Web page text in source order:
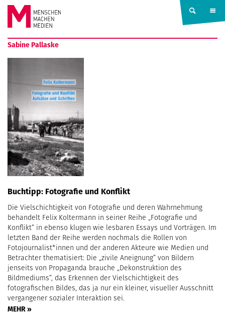
Springe zum Inhalt
MENSCHEN
MACHEN
MEDIEN
Sabine Pallaske
Buchtipp: Fotografie und Konflikt
Die Vielschichtigkeit von Fotografie und deren Wahrnehmung
behandelt Felix Koltermann in seiner Reihe „Fotografie und
Konflikt“ in ebenso klugen wie lesbaren Essays und Vorträgen. Im
letzten Band der Reihe werden nochmals die Rollen von
Fotojournalist*innen und der anderen Akteure wie Medien und
Betrachter thematisiert: Die „zivile Aneignung“ von Bildern
jenseits von Propaganda brauche „Dekonstruktion des
Bildmediums“, das Erkennen der Vielschichtigkeit des
fotografischen Bildes, das ja nur ein kleiner, visueller Ausschnitt
vergangener sozialer Interaktion sei.
MEHR »